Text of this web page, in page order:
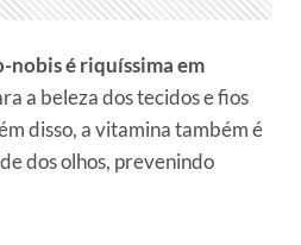
nobis é riquíssima em
a beleza dos tecidos e fios
disso, a vitamina também é
dos olhos, prevenindo